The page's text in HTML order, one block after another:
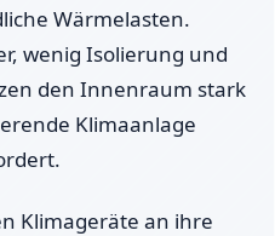
Wärmelasten.
wenig Isolierung und
den Innenraum stark
Klimaanlage
Klimageräte an ihre